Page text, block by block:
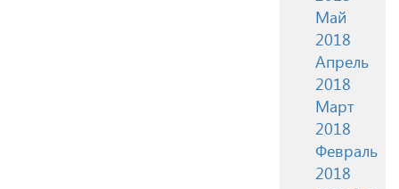
Май
2018
Апрель
2018
Март
2018
Февраль
2018